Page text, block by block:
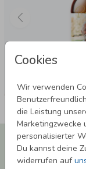
Cookies
Wir verwenden
die Leistung
Marketingzwecke
personalisierter
Du kannst deine
widerrufen auf
Newsletter
sichern!